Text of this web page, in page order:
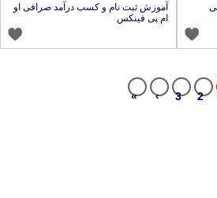
آموزش ثبت نام و کسب درآمد صرافی او
ام پی فینکس
2
3
›
»